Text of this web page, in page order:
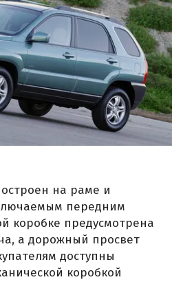
на раме и
передним
коробке предусмотрена
а дорожный просвет
доступны
коробкой